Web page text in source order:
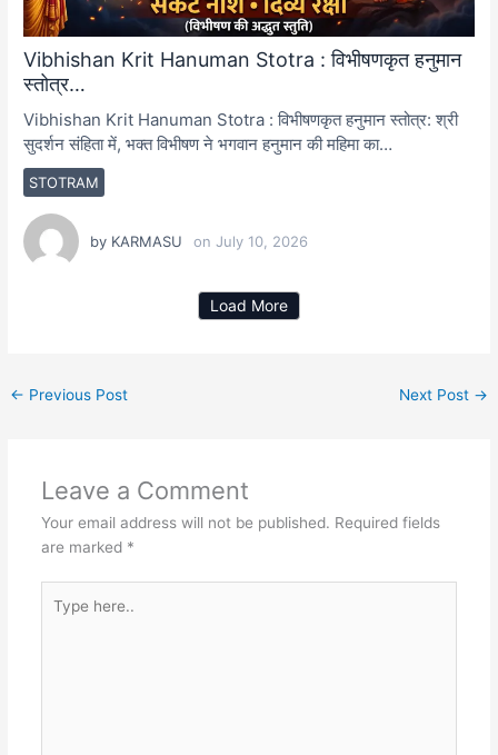
Vibhishan Krit Hanuman Stotra : विभीषणकृत हनुमान
स्तोत्र…
STOTRAM
Vibhishan Krit Hanuman Stotra : विभीषणकृत हनुमान स्तोत्र: श्री
सुदर्शन संहिता में, भक्त विभीषण ने भगवान हनुमान की महिमा का…
by KARMASU onJuly 10, 2026
Load More
← Previous Post Next Post →
Leave a Comment
Your email address will not be published. Required fields
are marked *
here..